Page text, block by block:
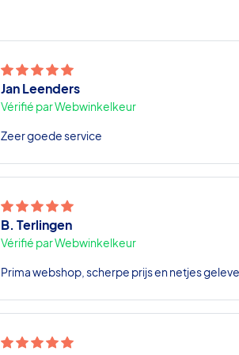
Jan Leenders
Vérifié par Webwinkelkeur
Zeer goede service
B. Terlingen
Vérifié par Webwinkelkeur
Prima webshop, scherpe prijs en netjes